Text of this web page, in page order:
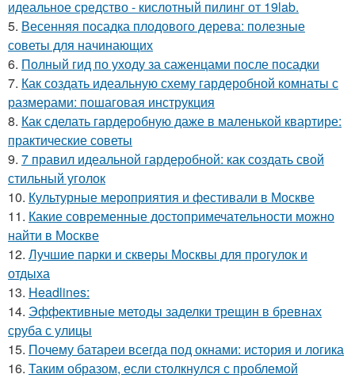
идеальное средство - кислотный пилинг от 19lab.
5. Весенняя посадка плодового дерева: полезные
советы для начинающих
6. Полный гид по уходу за саженцами после посадки
7. Как создать идеальную схему гардеробной комнаты с
размерами: пошаговая инструкция
8. Как сделать гардеробную даже в маленькой квартире:
практические советы
9. 7 правил идеальной гардеробной: как создать свой
стильный уголок
10. Культурные мероприятия и фестивали в Москве
11. Какие современные достопримечательности можно
найти в Москве
12. Лучшие парки и скверы Москвы для прогулок и
отдыха
13. Headlines:
14. Эффективные методы заделки трещин в бревнах
сруба с улицы
15. Почему батареи всегда под окнами: история и логика
16. Таким образом, если столкнулся с проблемой